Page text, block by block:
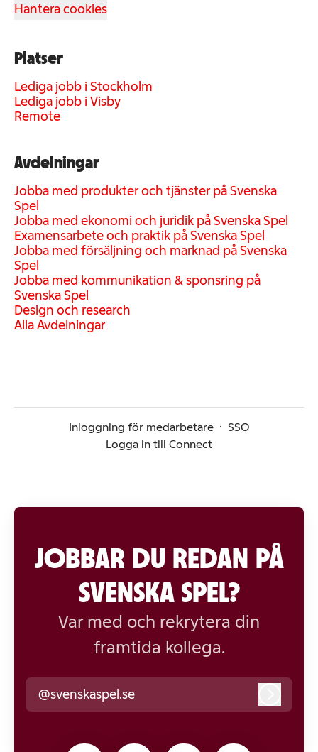
Hantera cookies
Platser
Lediga jobb i Stockholm
Lediga jobb i Visby
Remote
Avdelningar
Jobba med produkter och tjänster på Svenska
Spel
Jobba med ekonomi och juridik på Svenska Spel
Examensarbete och praktik på Svenska Spel
Jobba med försäljning och marknad på Svenska
Spel
Jobba med kommunikation & sponsring på
Svenska Spel
Design och research
Alla Avdelningar
Inloggning för medarbetare · SSO
Logga in till Connect
JOBBAR DU REDAN PÅ
SVENSKA SPEL?
Var med och rekrytera din
framtida kollega.
@svenskaspel.se